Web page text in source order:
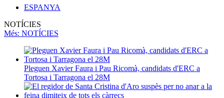
ESPANYA
NOTÍCIES
Més: NOTÍCIES
Pleguen Xavier Faura i Pau Ricomà, candidats d'ERC a
Tortosa i Tarragona el 28M